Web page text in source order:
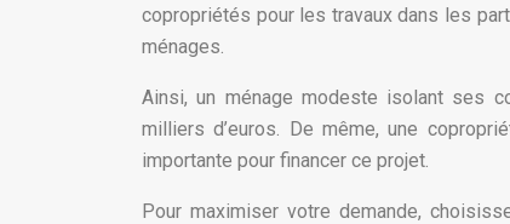
copropriétés pour les travaux dans les
ménages.
Ainsi, un ménage modeste isolant ses
milliers d’euros. De même, une
importante pour financer ce projet.
Pour maximiser votre demande,